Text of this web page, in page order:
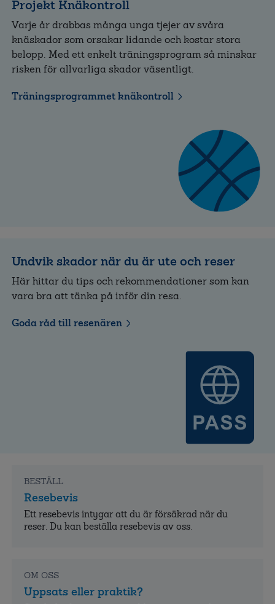
Projekt Knäkontroll
Varje år drabbas många unga tjejer av svåra
knäskador som orsakar lidande och kostar stora
belopp. Med ett enkelt träningsprogram så minskar
risken för allvarliga skador väsentligt.
Träningsprogrammet knäkontroll
Undvik skador när du är ute och reser
Här hittar du tips och rekommendationer som kan
vara bra att tänka på inför din resa.
Goda råd till resenären
BESTÄLL
Resebevis
Ett resebevis intygar att du är försäkrad när du
reser. Du kan beställa resebevis av oss.
OM OSS
Uppsats eller praktik?